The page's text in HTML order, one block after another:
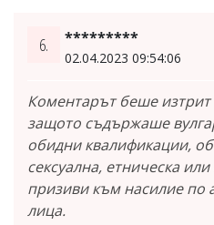
6. *********
02.04.2023 09:54:06
Коментарът беше
защото съдържаше
обидни квалификации,
сексуална, етническа
призиви към насилие по
лица.